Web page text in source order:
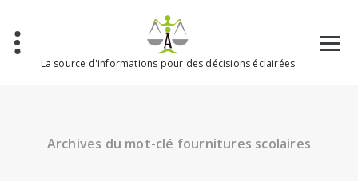
contenu
La source d'informations pour des décisions éclairées
Archives du mot-clé fournitures scolaires